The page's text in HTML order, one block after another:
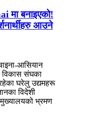
मा बनाइएको!
आउने
आसियान
विकास संघका
घरेलु उद्यमहरू
विदेशी
मुख्यालयको भ्रमण